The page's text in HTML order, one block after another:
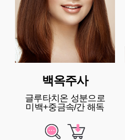
백옥주사
글루타치온 성분으로
미백+중금속/간 해독